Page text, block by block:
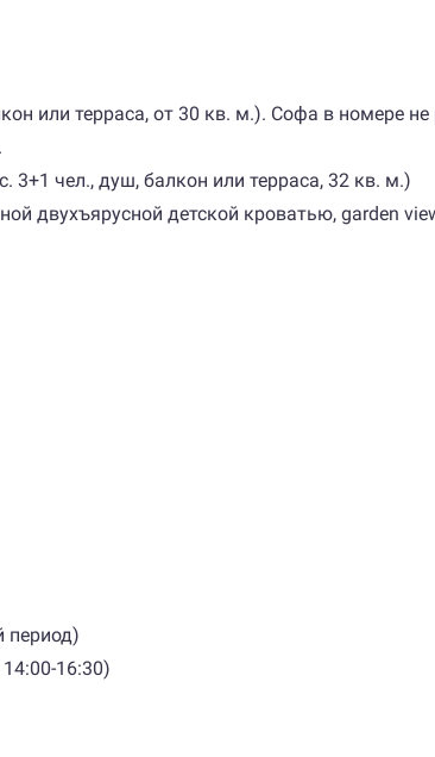
или терраса, от 30 кв. м.). Софа в номере
3+1 чел., душ, балкон или терраса, 32 кв. м.)
двухъярусной детской кроватью, garden
период)
16:30)